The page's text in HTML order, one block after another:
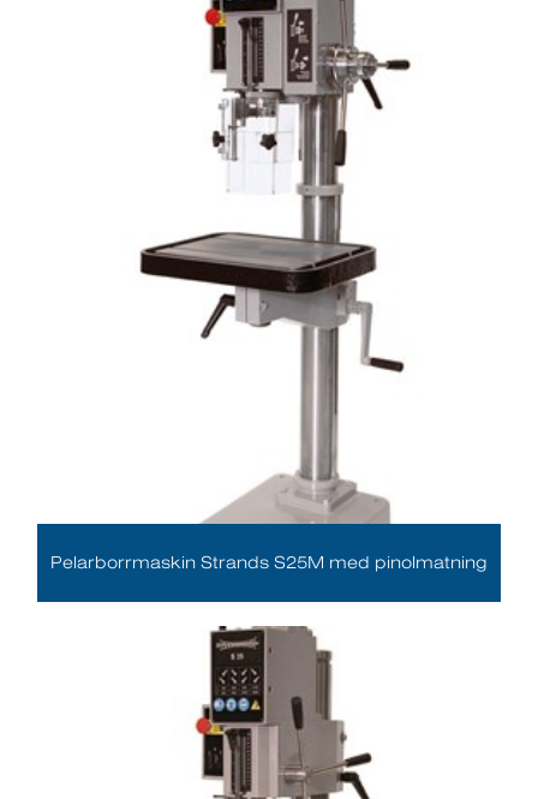
Pelarborrmaskin Strands S25M med pinolmatning